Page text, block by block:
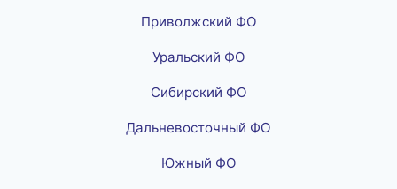
Приволжский ФО
Уральский ФО
Сибирский ФО
Дальневосточный ФО
Южный ФО